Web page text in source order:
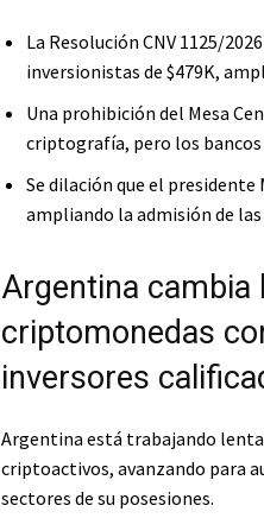
La Resolución CNV 1125/
inversionistas de $479K,
Una prohibición del Mesa
criptografía, pero los
Se dilación que el
ampliando la admisión de
Argentina cambia
criptomonedas
inversores
Argentina está trabajando
criptoactivos, avanzando para
sectores de su posesiones.